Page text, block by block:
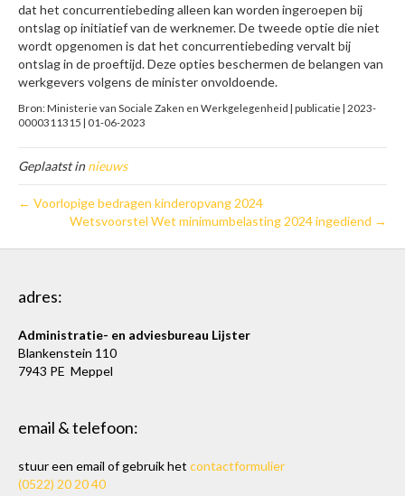
dat het concurrentiebeding alleen kan worden ingeroepen bij
ontslag op initiatief van de werknemer. De tweede optie die niet
wordt opgenomen is dat het concurrentiebeding vervalt bij
ontslag in de proeftijd. Deze opties beschermen de belangen van
werkgevers volgens de minister onvoldoende.
Bron: Ministerie van Sociale Zaken en Werkgelegenheid | publicatie | 2023-
0000311315 | 01-06-2023
Geplaatst innieuws
← Voorlopige bedragen kinderopvang 2024
Wetsvoorstel Wet minimumbelasting 2024 ingediend →
adres:
Administratie- en adviesbureau Lijster
Blankenstein 110
7943 PE Meppel
email & telefoon:
stuur een email of gebruik het contactformulier
(0522) 20 20 40